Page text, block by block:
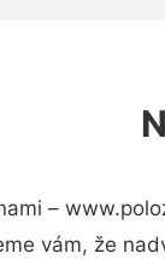
–
vám, že